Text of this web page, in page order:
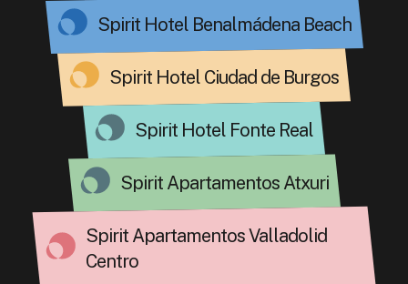
Spirit Hotel Benalmádena Beach
Spirit Hotel Ciudad de Burgos
Spirit Hotel Fonte Real
Spirit Apartamentos Atxuri
Spirit Apartamentos Valladolid
Centro